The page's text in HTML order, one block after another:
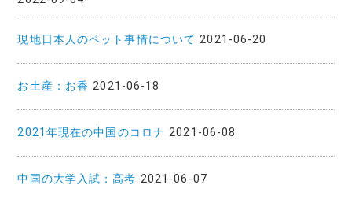
現地日本人のペット事情について 2021-06-20
お土産：お香 2021-06-18
2021年現在の中国のコロナ 2021-06-08
中国の大学入試：高考 2021-06-07